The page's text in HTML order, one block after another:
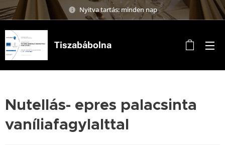
Nyitva tartás: minden nap
Tiszabábolna
Nutellás- epres palacsinta
vaníliafagylalttal